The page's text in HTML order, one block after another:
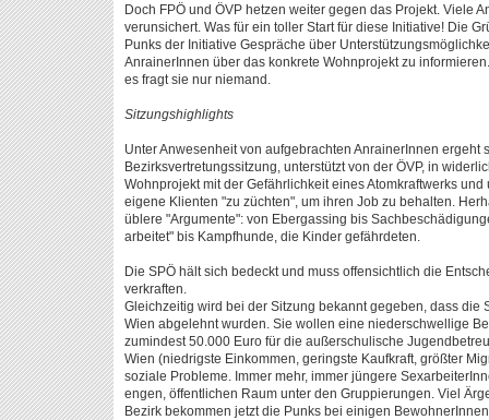
Doch FPÖ und ÖVP hetzen weiter gegen das Projekt. Viele
verunsichert. Was für ein toller Start für diese Initiative! Die
Punks der Initiative Gespräche über
AnrainerInnen über das konkrete Wohnprojekt zu
es fragt sie nur niemand.
Sitzungshighlights
Unter Anwesenheit von aufgebrachten AnrainerInnen ergeht
Bezirksvertretungssitzung, unterstützt von der ÖVP, in
Wohnprojekt mit der Gefährlichkeit eines Atomkraftwerks
eigene Klienten "zu züchten", um ihren Job zu behalten.
üblere "Argumente": von Ebergassing bis
arbeitet" bis Kampfhunde, die Kinder gefährdeten.
Die SPÖ hält sich bedeckt und muss offensichtlich die
verkraften.
Gleichzeitig wird bei der Sitzung bekannt gegeben, dass die
Wien abgelehnt wurden. Sie wollen eine niederschwellige
zumindest 50.000 Euro für die außerschulische
Wien (niedrigste Einkommen, geringste Kaufkraft, größter
soziale Probleme. Immer mehr, immer jüngere
engen, öffentlichen Raum unter den Gruppierungen. Viel
Bezirk bekommen jetzt die Punks bei einigen